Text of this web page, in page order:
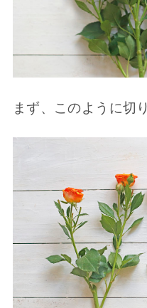
まず、このように切